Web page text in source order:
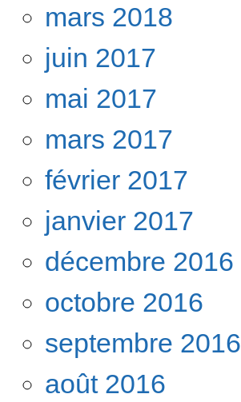
mars 2018
juin 2017
mai 2017
mars 2017
février 2017
janvier 2017
décembre 2016
octobre 2016
septembre 2016
août 2016